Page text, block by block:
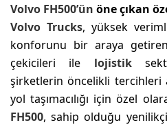
Volvo FH500’ün öne çıkan
Volvo Trucks, yüksek
konforunu bir araya
çekicileri ile lojistik
şirketlerin öncelikli tercihleri
yol taşımacılığı için özel
FH500, sahip olduğu